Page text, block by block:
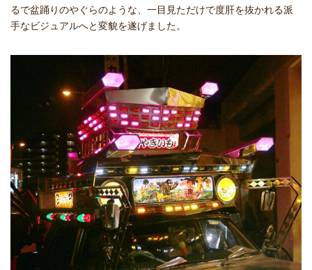
るで盆踊りのやぐらのような、一目見ただけで度肝を抜かれる派
手なビジュアルへと変貌を遂げました。